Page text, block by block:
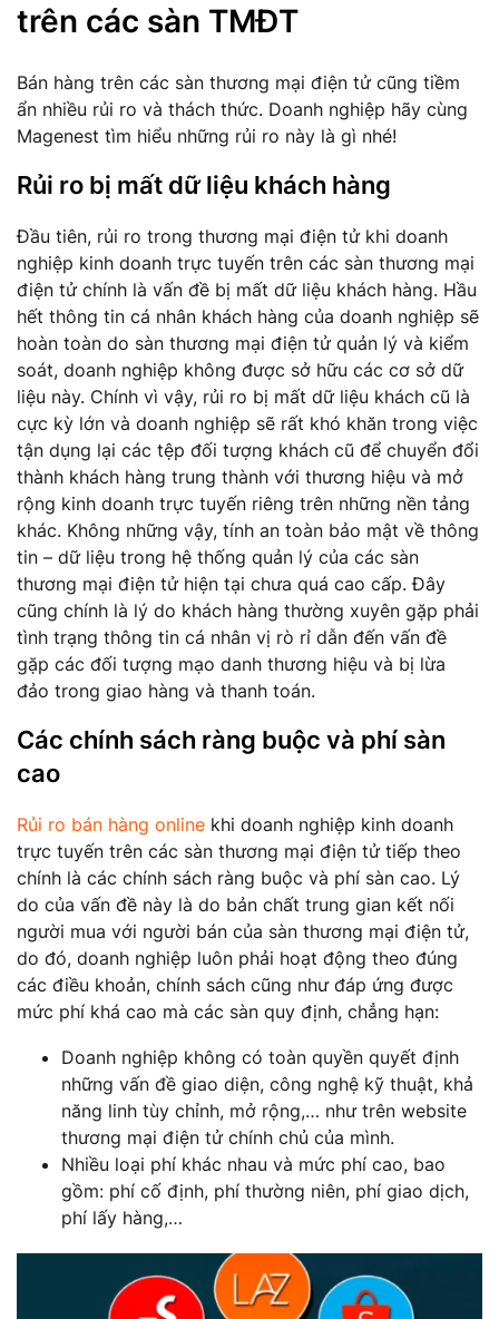
trên các sàn TMĐT
Bán hàng trên các sàn thương mại điện tử cũng tiềm
ẩn nhiều rủi ro và thách thức. Doanh nghiệp hãy cùng
Magenest tìm hiểu những rủi ro này là gì nhé!
Rủi ro bị mất dữ liệu khách hàng
Đầu tiên, rủi ro trong thương mại điện tử khi doanh
nghiệp kinh doanh trực tuyến trên các sàn thương mại
điện tử chính là vấn đề bị mất dữ liệu khách hàng. Hầu
hết thông tin cá nhân khách hàng của doanh nghiệp sẽ
hoàn toàn do sàn thương mại điện tử quản lý và kiểm
soát, doanh nghiệp không được sở hữu các cơ sở dữ
liệu này. Chính vì vậy, rủi ro bị mất dữ liệu khách cũ là
cực kỳ lớn và doanh nghiệp sẽ rất khó khăn trong việc
tận dụng lại các tệp đối tượng khách cũ để chuyển đổi
thành khách hàng trung thành với thương hiệu và mở
rộng kinh doanh trực tuyến riêng trên những nền tảng
khác. Không những vậy, tính an toàn bảo mật về thông
tin – dữ liệu trong hệ thống quản lý của các sàn
thương mại điện tử hiện tại chưa quá cao cấp. Đây
cũng chính là lý do khách hàng thường xuyên gặp phải
tình trạng thông tin cá nhân vị rò rỉ dẫn đến vấn đề
gặp các đối tượng mạo danh thương hiệu và bị lừa
đảo trong giao hàng và thanh toán.
Các chính sách ràng buộc và phí sàn
cao
Rủi ro bán hàng online khi doanh nghiệp kinh doanh
trực tuyến trên các sàn thương mại điện tử tiếp theo
chính là các chính sách ràng buộc và phí sàn cao. Lý
do của vấn đề này là do bản chất trung gian kết nối
người mua với người bán của sàn thương mại điện tử,
do đó, doanh nghiệp luôn phải hoạt động theo đúng
các điều khoản, chính sách cũng như đáp ứng được
mức phí khá cao mà các sàn quy định, chẳng hạn:
Doanh nghiệp không có toàn quyền quyết định
những vấn đề giao diện, công nghệ kỹ thuật, khả
năng linh tùy chỉnh, mở rộng,… như trên website
thương mại điện tử chính chủ của mình.
Nhiều loại phí khác nhau và mức phí cao, bao
gồm: phí cố định, phí thường niên, phí giao dịch,
phí lấy hàng,…